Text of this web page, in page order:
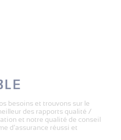
besoins et trouvons sur le
des rapports qualité /
et notre qualité de conseil
d’assurance réussi et